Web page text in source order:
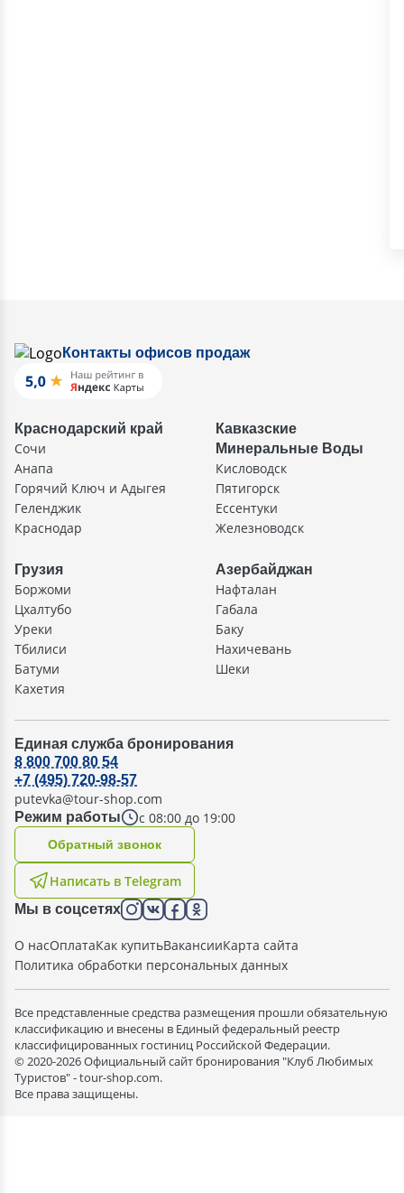
Контакты офисов продаж
Краснодарский край
Сочи
Анапа
Горячий Ключ и Адыгея
Геленджик
Краснодар
Кавказские
Минеральные Воды
Кисловодск
Пятигорск
Ессентуки
Железноводск
Грузия
Боржоми
Цхалтубо
Уреки
Тбилиси
Батуми
Кахетия
Азербайджан
Нафталан
Габала
Баку
Нахичевань
Шеки
Единая служба бронирования
Режим работы с 08:00 до 19:00
8 800 700 80 54
+7 (495) 720-98-57
putevka@tour-shop.com
Написать в Telegram
Oбратный звонок
Мы в соцсетях
О насОплатаКак купитьВакансииКарта сайта
Политика обработки персональных данных
Все представленные средства размещения прошли обязательную
классификацию и внесены в Единый федеральный реестр
классифицированных гостиниц Российской Федерации.
© 2020-2026 Официальный сайт бронирования "Клуб Любимых
Туристов" - tour-shop.com.
Все права защищены.